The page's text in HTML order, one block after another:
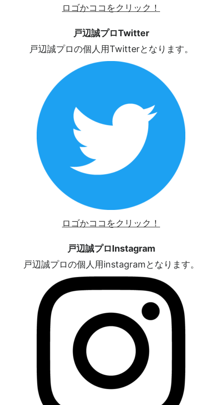
ロゴかココをクリック！
戸辺誠プロTwitter
戸辺誠プロの個人用Twitterとなります。
ロゴかココをクリック！
戸辺誠プロInstagram
戸辺誠プロの個人用instagramとなります。